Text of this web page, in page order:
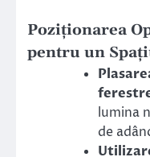
Poziționarea
pentru un
lumina
de